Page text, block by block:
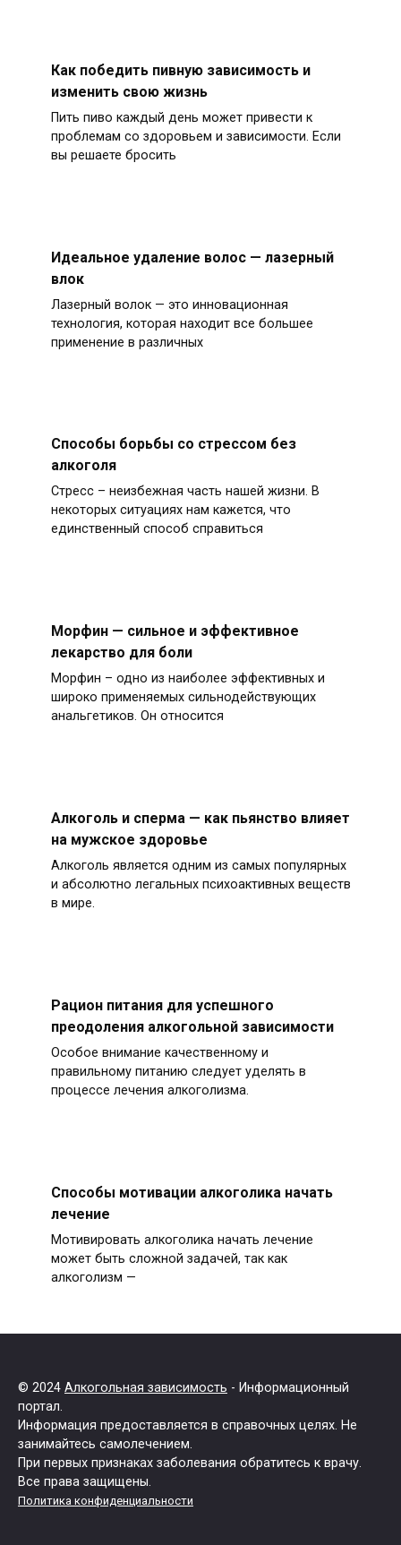
Как победить пивную зависимость и
изменить свою жизнь
Пить пиво каждый день может привести к
проблемам со здоровьем и зависимости. Если
вы решаете бросить
Идеальное удаление волос — лазерный
влок
Лазерный волок — это инновационная
технология, которая находит все большее
применение в различных
Способы борьбы со стрессом без
алкоголя
Стресс – неизбежная часть нашей жизни. В
некоторых ситуациях нам кажется, что
единственный способ справиться
Морфин — сильное и эффективное
лекарство для боли
Морфин – одно из наиболее эффективных и
широко применяемых сильнодействующих
анальгетиков. Он относится
Алкоголь и сперма — как пьянство влияет
на мужское здоровье
Алкоголь является одним из самых популярных
и абсолютно легальных психоактивных веществ
в мире.
Рацион питания для успешного
преодоления алкогольной зависимости
Особое внимание качественному и
правильному питанию следует уделять в
процессе лечения алкоголизма.
Способы мотивации алкоголика начать
лечение
Мотивировать алкоголика начать лечение
может быть сложной задачей, так как
алкоголизм —
© 2024 Алкогольная зависимость - Информационный
портал.
Информация предоставляется в справочных целях. Не
занимайтесь самолечением.
При первых признаках заболевания обратитесь к врачу.
Все права защищены.
Политика конфиденциальности